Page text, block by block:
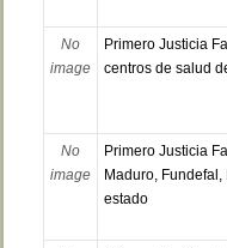
No
image
Primero Justicia
centros de salud
No
image
Primero Justicia
Maduro, Fundefal,
estado